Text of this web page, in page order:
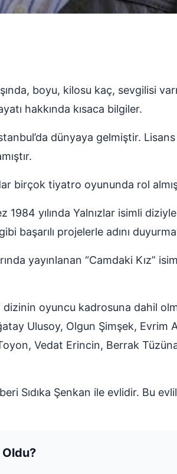
boyu, kilosu kaç, sevgilisi
hakkında kısaca bilgiler.
dünyaya gelmiştir.
birçok tiyatro oyununda rol
1984 yılında Yalnızlar isimli
başarılı projelerle adını
yayınlanan “Camdaki Kız”
dizinin oyuncu kadrosuna dahil
Ulusoy, Olgun Şimşek, Evrim
Vedat Erincin, Berrak
Sıdıka Şenkan ile evlidir. Bu
Oldu?